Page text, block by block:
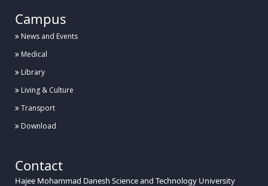
Campus
News and Events
Medical
Library
Living & Culture
Transport
Download
Contact
Hajee Mohammad Danesh Science and Technology University